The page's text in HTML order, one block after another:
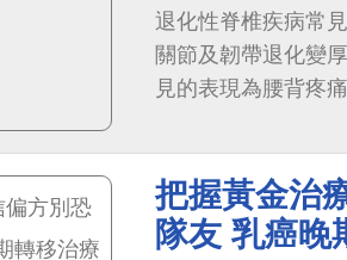
退化性脊椎疾病常
關節及韌帶退化變
見的表現為腰背疼
把握黃金治
隊友 乳癌晚